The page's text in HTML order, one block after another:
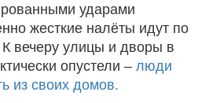
ударами
жесткие налёты идут по
вечеру улицы и дворы в
опустели – люди
из своих домов.